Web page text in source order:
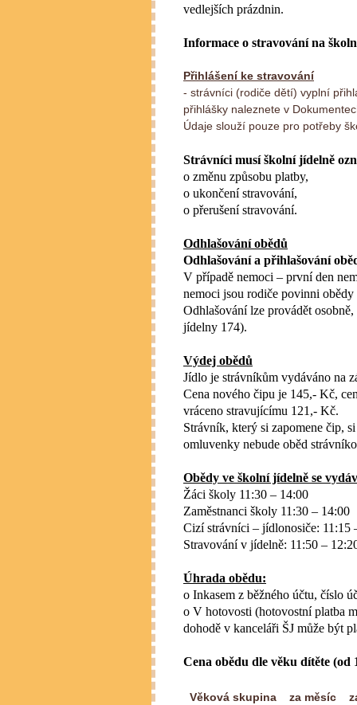
vedlejších prázdnin.
Informace o stravování na
Přihlášení ke stravování
- strávníci (rodiče dětí) vyplní
přihlášky naleznete v
Údaje slouží pouze pro potřeby
Strávníci musí školní jídelně
o změnu způsobu platby,
o ukončení stravování,
o přerušení stravování.
Odhlašování obědů
Odhlašování a přihlašování
V případě nemoci – první den
nemoci jsou rodiče povinni
Odhlašování lze provádět
jídelny 174).
Výdej obědů
Jídlo je strávníkům vydáváno na
Cena nového čipu je 145,- Kč,
vráceno stravujícímu 121,- Kč.
Strávník, který si zapomene čip,
omluvenky nebude oběd
Obědy ve školní jídelně se
Žáci školy 11:30 – 14:00
Zaměstnanci školy 11:30 – 14:00
Cizí strávníci – jídlonosiče: 11:15
Stravování v jídelně: 11:50 –
Úhrada obědu:
o Inkasem z běžného účtu, číslo
o V hotovosti (hotovostní platba
dohodě v kanceláři ŠJ může být
Cena obědu dle věku dítěte (od
Věková skupina za měsíc